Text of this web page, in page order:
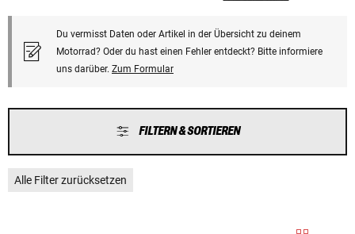
Du vermisst Daten oder Artikel in der Übersicht zu deinem
Motorrad? Oder du hast einen Fehler entdeckt? Bitte informiere
uns darüber. Zum Formular
FILTERN & SORTIEREN
Alle Filter zurücksetzen